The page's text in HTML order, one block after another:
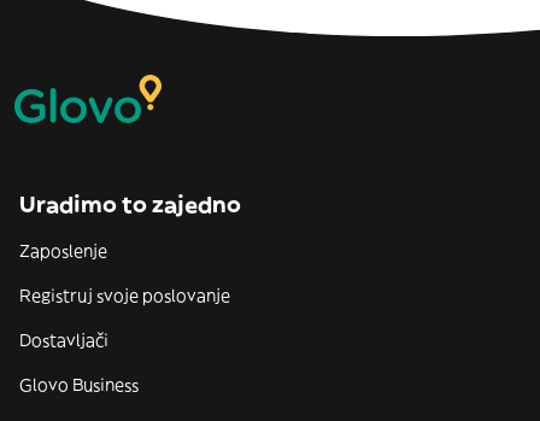
Uradimo to zajedno
Zaposlenje
Registruj svoje poslovanje
Dostavljači
Glovo Business